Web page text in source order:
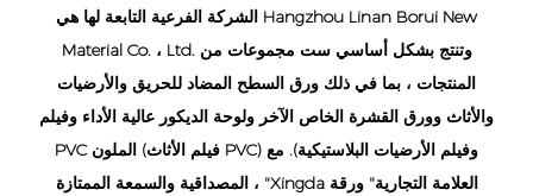
الشركة الفرعية التابعة لها هي Hangzhou Linan Borui New
Material Co. ، Ltd. وتنتج بشكل أساسي ست مجموعات من
المنتجات ، بما في ذلك ورق السطح المضاد للحريق والأرضيات
والأثاث وورق القشرة الخاص الآخر ولوحة الديكور عالية الأداء وفيلم
PVC الملون (فيلم الأثاث PVC) وفيلم الأرضيات البلاستيكية). مع
المصداقية والسمعة الممتازة ، "Xingda العلامة التجارية" ورقة